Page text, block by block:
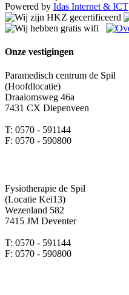
Powered by Idas Internet & ICT
Onze vestigingen
Paramedisch centrum de Spil
(Hoofdlocatie)
Draaiomsweg 46a
7431 CX Diepenveen
T: 0570 - 591144
F: 0570 - 590800
Fysiotherapie de Spil
(Locatie Kei13)
Wezenland 582
7415 JM Deventer
T: 0570 - 591144
F: 0570 - 590800